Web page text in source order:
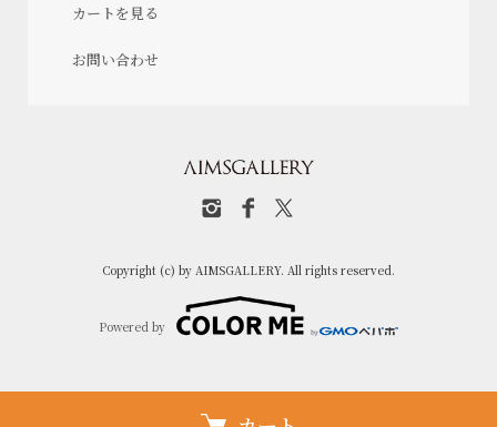
カートを見る
お問い合わせ
Copyright (c) by AIMSGALLERY. All rights reserved.
Powered by